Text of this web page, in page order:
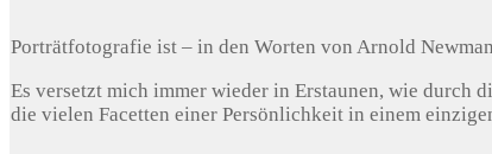
Porträtfotografie ist – in den Worten von Arnold
Es versetzt mich immer wieder in Erstaunen, wie durch
die vielen Facetten einer Persönlichkeit in einem